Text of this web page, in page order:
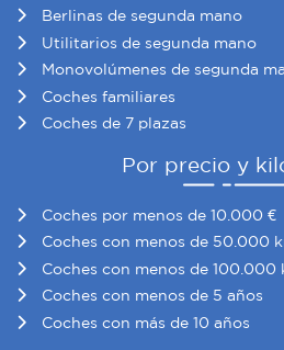
Berlinas de segunda mano
Utilitarios de segunda mano
Monovolúmenes de segunda
Coches familiares
Coches de 7 plazas
Por precio y
Coches por menos de 10.000 €
Coches con menos de 50.000
Coches con menos de 100.000
Coches con menos de 5 años
Coches con más de 10 años